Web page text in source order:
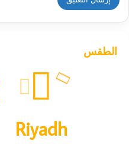
الطقس
Riyadh